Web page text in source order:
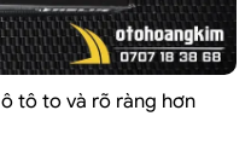
tô to và rõ ràng hơn